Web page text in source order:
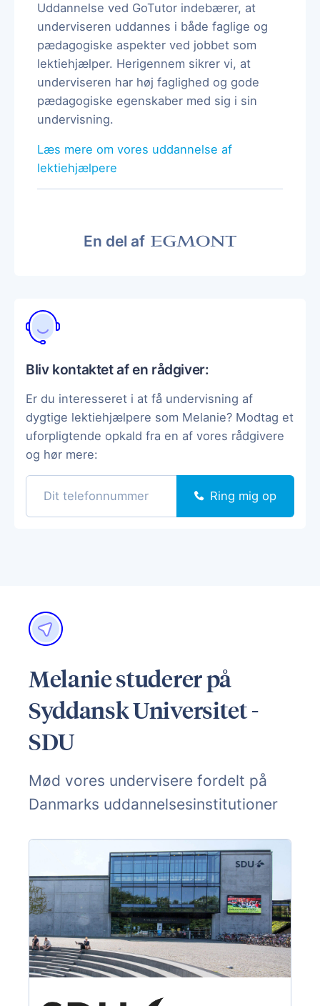
Uddannelse ved GoTutor indebærer, at
underviseren uddannes i både faglige og
pædagogiske aspekter ved jobbet som
lektiehjælper. Herigennem sikrer vi, at
underviseren har høj faglighed og gode
pædagogiske egenskaber med sig i sin
undervisning.
Læs mere om vores uddannelse af
lektiehjælpere
En del af
Bliv kontaktet af en rådgiver:
Er du interesseret i at få undervisning af
dygtige lektiehjælpere som Melanie? Modtag et
uforpligtende opkald fra en af vores rådgivere
og hør mere:
Ring mig op
Melanie studerer på
Syddansk Universitet -
SDU
Mød vores undervisere fordelt på
Danmarks uddannelsesinstitutioner